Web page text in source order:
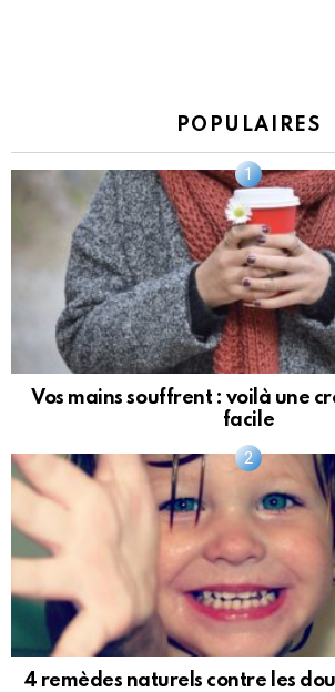
POPULAIRES
Vos mains souffrent : voilà une
facile
4 remèdes naturels contre les